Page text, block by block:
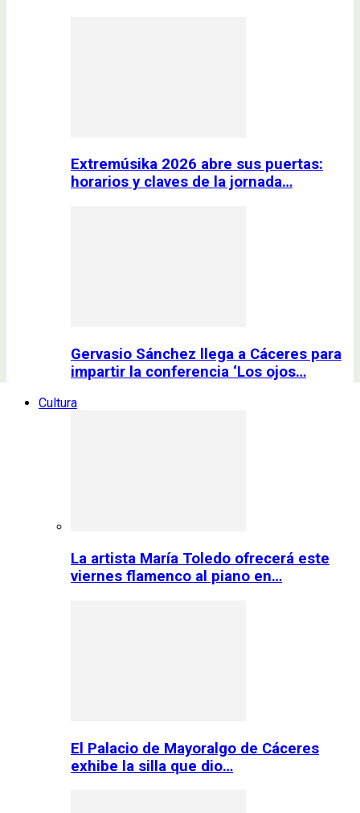
Extremúsika 2026 abre sus puertas:
horarios y claves de la jornada…
Gervasio Sánchez llega a Cáceres para
impartir la conferencia ‘Los ojos…
Cultura
La artista María Toledo ofrecerá este
viernes flamenco al piano en…
El Palacio de Mayoralgo de Cáceres
exhibe la silla que dio…